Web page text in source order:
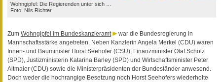
Wohngipfel: Die Regierenden unter sich …
Foto: Nils Richter
Zum Wohngipfel im Bundeskanzleramt
war die Bundesregierung in
Mannschaftsstärke angetreten. Neben Kanzlerin Angela Merkel (CDU) waren
Innen- und Bauminister Horst Seehofer (CSU), Finanzminister Olaf Scholz
(SPD), Justizministerin Katarina Barley (SPD) und Wirtschaftsminister Peter
Altmaier (CDU) sowie die Ministerpräsidenten der Bundesländer anwesend.
Doch weder die hochrangige Besetzung noch Horst Seehofers wiederholte